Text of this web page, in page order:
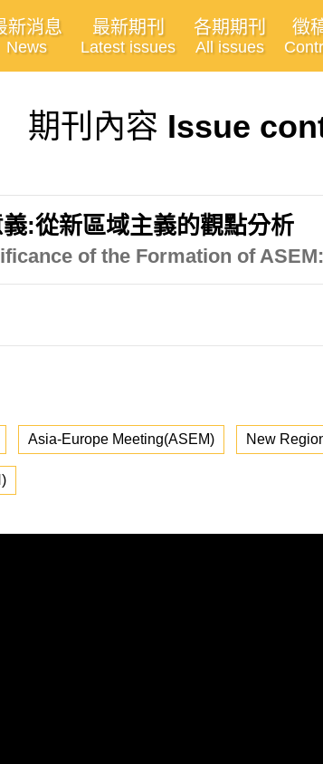
新消息
News
最新期刊
Latest issues
各期期刊
All issues
徵
期刊內容 Issue
:從新區域主義的觀點分析
of the Formation of
Asia-Europe Meeting(ASEM) New